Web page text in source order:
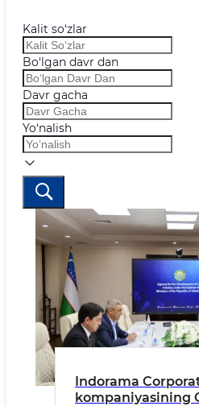
Kalit so‘zlar
Bo‘lgan davr dan
Davr gacha
Yo‘nalish
Indorama
kompaniyasining